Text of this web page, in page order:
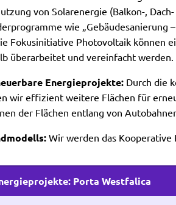
von Solarenergie (Balkon-,
wie
Fokusinitiative Photovoltaik können
überarbeitet und vereinfacht werden.
Energieprojekte: Durch die
wir effizient weitere Flächen für
der Flächen entlang von
Wir werden das
Porta Westfalica